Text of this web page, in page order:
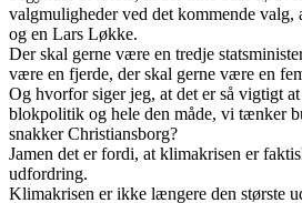
valgmuligheder ved det kommende valg,
og en Lars Løkke.
Der skal gerne være en tredje
være en fjerde, der skal gerne være en
Og hvorfor siger jeg, at det er så vigtigt
blokpolitik og hele den måde, vi tænker
snakker Christiansborg?
Jamen det er fordi, at klimakrisen er
udfordring.
Klimakrisen er ikke længere den største